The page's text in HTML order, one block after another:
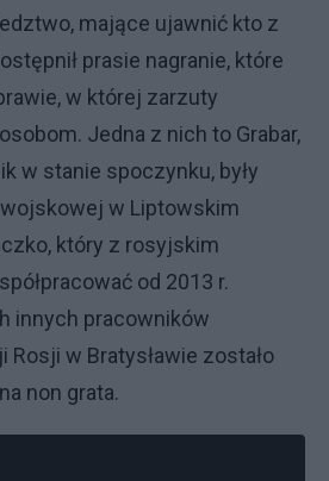
mające ujawnić kto z
prasie nagranie, które
w której zarzuty
Jedna z nich to Grabar,
w stanie spoczynku, były
w Liptowskim
który z rosyjskim
od 2013 r.
innych pracowników
Rosji w Bratysławie zostało
non grata.